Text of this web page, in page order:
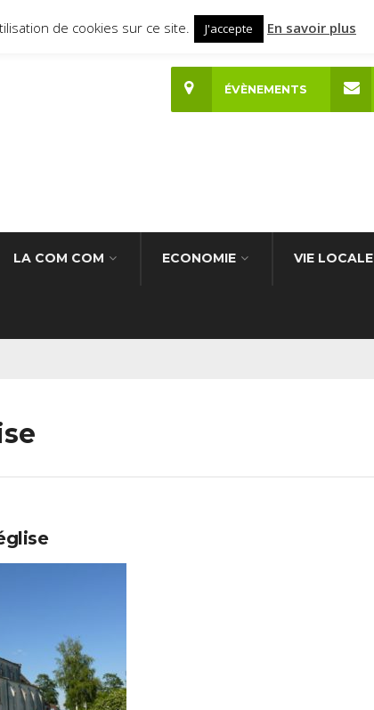
LA COM COM ECONOMIE VIE LOCALE
ÉVÈNEMENTS
de cookies sur ce site. J'accepte En savoir plus